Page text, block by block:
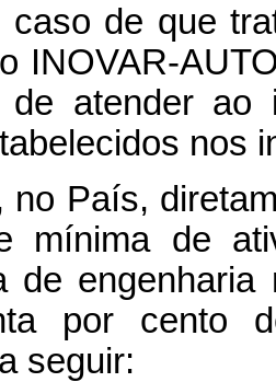
caso de que
INOVAR-
de atender
nos
no País,
mínima de
de
por cento
seguir: